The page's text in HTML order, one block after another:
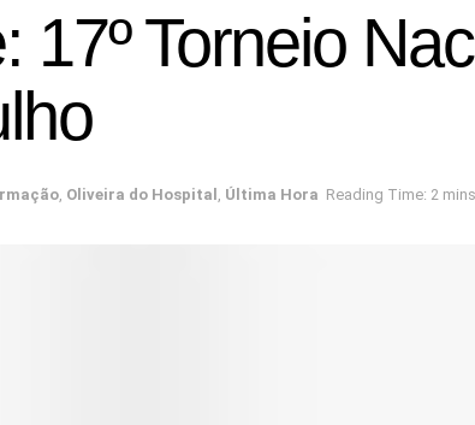
17º Torneio
, Oliveira do Hospital , Última Hora Reading Time: 2